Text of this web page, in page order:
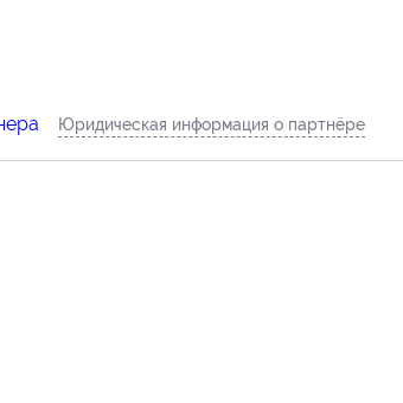
Юридическая информация о партнёре